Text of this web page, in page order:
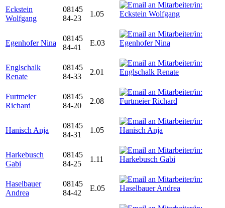
Eckstein
Wolfgang
08145
84-23
1.05
Egenhofer Nina
08145
84-41
E.03
Englschalk
Renate
08145
84-33
2.01
Furtmeier
Richard
08145
84-20
2.08
Hanisch Anja
08145
84-31
1.05
Harkebusch
Gabi
08145
84-25
1.11
Haselbauer
Andrea
08145
84-42
E.05